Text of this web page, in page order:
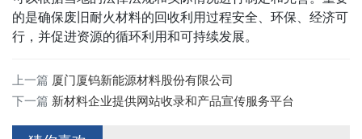
的是确保废旧耐火材料的回收利用过程安全、环保、经济可
行，并促进资源的循环利用和可持续发展。
上一篇 厦门厦钨新能源材料股份有限公司
下一篇 新材料企业提供网站收录和产品宣传服务平台